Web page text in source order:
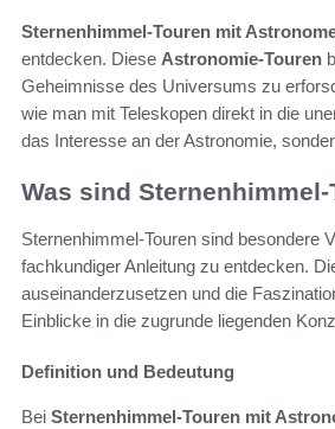
Sternenhimmel-Touren mit
entdecken. Diese Astronomie-Touren
Geheimnisse des Universums zu
wie man mit Teleskopen direkt in die
das Interesse an der Astronomie,
Was sind Sternenhimmel-
Sternenhimmel-Touren sind besondere
fachkundiger Anleitung zu entdecken.
auseinanderzusetzen und die
Einblicke in die zugrunde liegenden
Definition und Bedeutung
Bei Sternenhimmel-Touren mit